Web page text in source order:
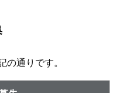
の通りです。